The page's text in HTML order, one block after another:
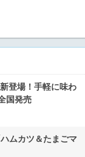
登場！手軽に味わ
国発売
ムカツ＆たまごマ